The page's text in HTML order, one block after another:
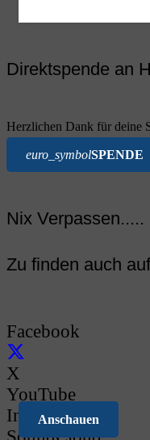
Anschauen
Direktspende an
Herzlichen Dank für deine
euro_symbolSPENDE
Nix Verpassen.....
Zu finden auch
Facebook
X
YouTube
Instagram